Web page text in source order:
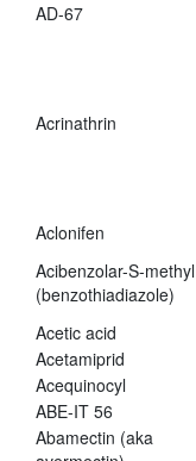
AD-67
Acrinathrin
Aclonifen
Acibenzolar-S-methyl
(benzothiadiazole)
Acetic acid
Acetamiprid
Acequinocyl
ABE-IT 56
Abamectin (aka